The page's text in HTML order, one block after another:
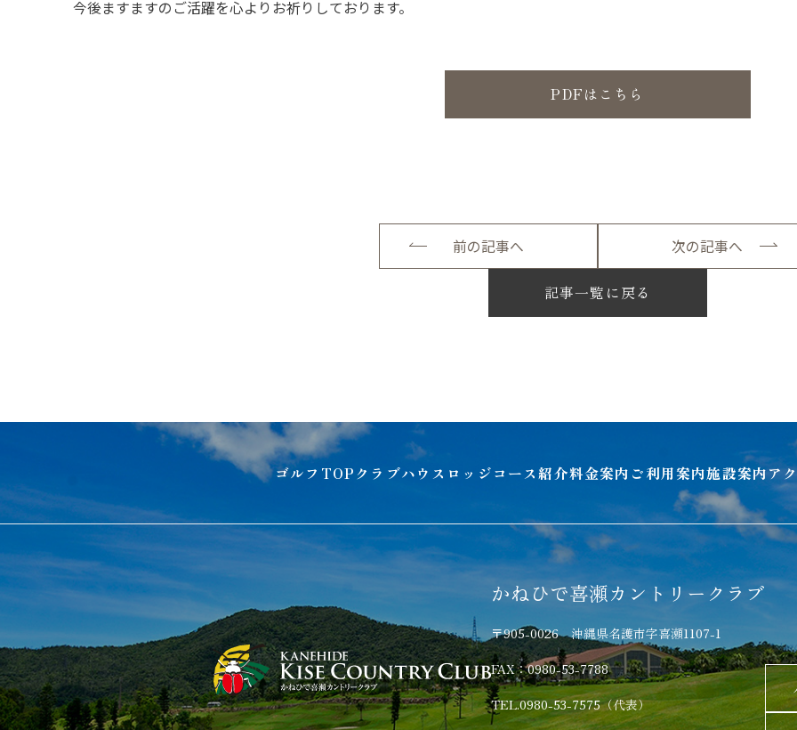
今後ますますのご活躍を心よりお祈りしております。
PDFはこちら
前の記事へ 次の記事へ
記事一覧に戻る
ゴルフTOPクラブハウスロッジコース紹介料金案内 ご利用案内施設案内ア
かねひで喜瀬カントリークラブ
〒905-0026 沖縄県名護市字喜瀬1107-1
FAX：0980-53-7788
TEL.0980-53-7575（代表）